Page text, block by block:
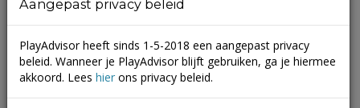
Aangepast privacy beleid
PlayAdvisor heeft sinds 1-5-2018 een aangepast privacy
beleid. Wanneer je PlayAdvisor blijft gebruiken, ga je hiermee
akkoord. Lees hier ons privacy beleid.